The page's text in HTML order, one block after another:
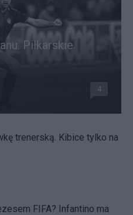
Piłkarskie
4
trenerską. Kibice tylko na
FIFA? Infantino ma